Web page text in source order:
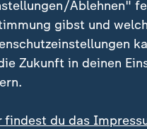
Ablehnen"
gibst und
Zukunft in deinen
findest du das